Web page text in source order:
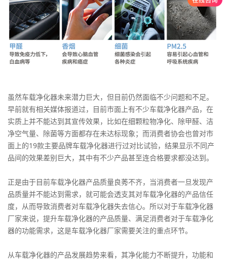
虽然车载净化器未来潜力巨大，但目前仍然面临不少问题和不足。
早前就有相关媒体报道过，目前市面上有不少车载净化器产品，在
实质上并不能达到其宣传效果，比如在细颗粒物净化、除甲醛、洁
净空气量、除菌等方面都存在未达标现象；而消费者协会也曾对市
面上的19款主要品牌车载净化器进行过对比试验，结果显示不同产
品间的效果差别巨大，其中有不少产品甚至连合格要求都没达到。
正是由于目前车载净化器产品质量良莠不齐，当消费者一旦发现产
品质量并不能达到需求，就可能会透支其对车载净化器的产品信任
度，从而导致消费者对车载净化器失去信心。所以对于车载净化器
厂家来说，提升车载净化器的产品质量、满足消费者对于车载净化
器的功能需求，这是车载净化器厂家需要关注的重点环节。
从车载净化器的产品发展趋势来看，其净化能力不断提升，功能和